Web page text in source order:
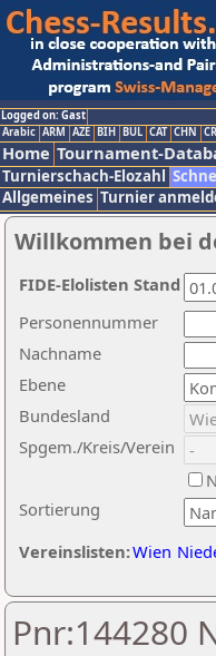
Logged on: Gast
Arabic ARM AZE BIH BUL CAT CHN
Home Tournament-
Turnierschach-Elozahl
Allgemeines Turnier
Willkommen bei
Nachname
Ebene
Sortierung
Personennummer
Bundesland
Spgem./Kreis/Verein
Vereinslisten:Wien
FIDE-Elolisten Stand
Pnr:144280